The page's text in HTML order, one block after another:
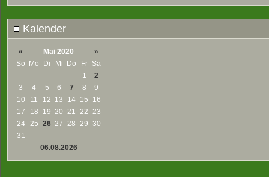
Kalender
« Mai 2020
»
So Mo Di Mi Do Fr
Sa
1
2
3
4 5 6 7 8
9
10
11 12 13 14 15
16
17
18 19 20 21 22 23
24
25 26 27 28 29 30
31
06.08.2026